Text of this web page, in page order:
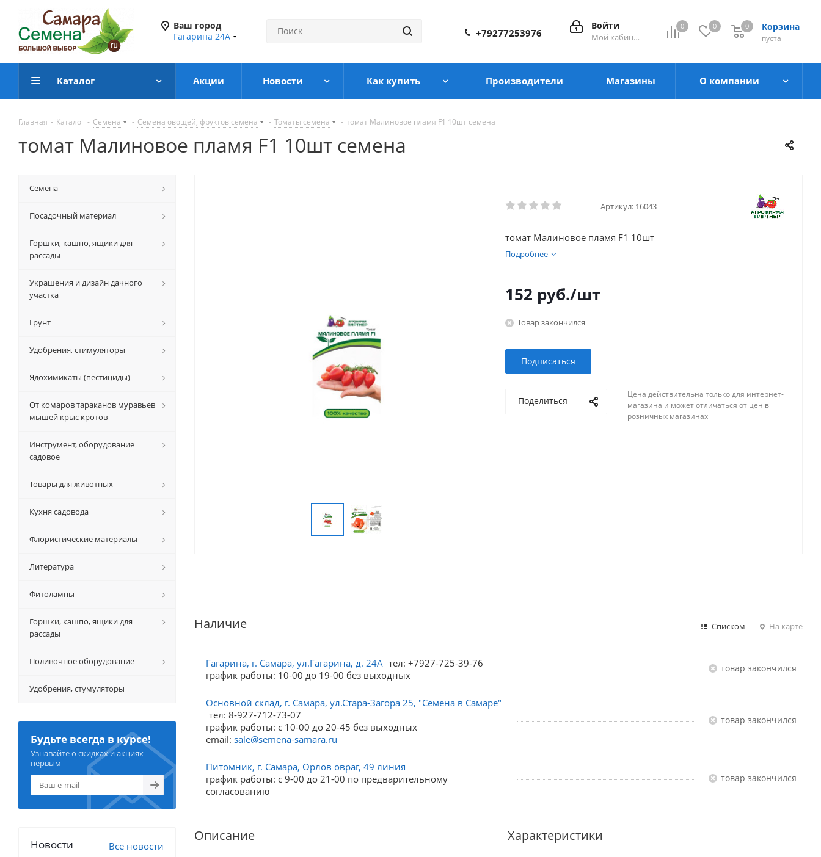
Ваш город
Гагарина 24А
0 0 Корзина
0
пуста
0
Войти
Мой кабинет
+79277253976
Каталог Акции Новости Как купить Производители Магазины О компании
Главная - Каталог - Семена - Семена овощей, фруктов семена - Томаты семена - томат Малиновое пламя F1 10шт семена
томат Малиновое пламя F1 10шт семена
Артикул: 16043
томат Малиновое пламя F1 10шт
Подробнее
152 руб./шт
Товар закончился
Подписаться
Поделиться
Цена действительна только для интернет-
магазина и может отличаться от цен в
розничных магазинах
Наличие Списком На карте
Гагарина, г. Самара, ул.Гагарина, д. 24А тел: +7927-725-39-76
график работы: 10-00 до 19-00 без выходных
Товар закончился
Основной склад, г. Самара, ул.Стара-Загора 25, "Семена в Самаре"
тел: 8-927-712-73-07
график работы: с 10-00 до 20-45 без выходных
email: sale@semena-samara.ru
Товар закончился
Питомник, г. Самара, Орлов овраг, 49 линия
график работы: с 9-00 до 21-00 по предварительному
согласованию
Товар закончился
Описание Характеристики
Семена
Посадочный материал
Горшки, кашпо, ящики для
рассады
Украшения и дизайн дачного
участка
Грунт
Удобрения, стимуляторы
Ядохимикаты (пестициды)
От комаров тараканов муравьев
мышей крыс кротов
Инструмент, оборудование
садовое
Товары для животных
Кухня садовода
Флористические материалы
Литература
Фитолампы
Горшки, кашпо, ящики для
рассады
Поливочное оборудование
Удобрения, стумуляторы
Будьте всегда в курсе!
Узнавайте о скидках и акциях
первым
Новости Все новости